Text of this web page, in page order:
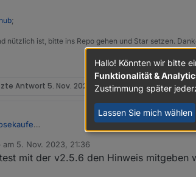
;
nützlich ist, bitte ins Repo gehen und Star setzen.
Antwort 5. Nov. 2023, 21:36
müsste auch mit anderen Versionen kommen,
den Adapter mal in den debug modus versetzen
du noch die Ausgaben, die nach Betätigen
am 5. Nov. 2023, 21:36
von
mit der v2.5.6 den Hinweis mitgeben
Hallo! Könnten wir bitte
Funktionalität &
Zustimmung später
Lassen Sie mich wählen